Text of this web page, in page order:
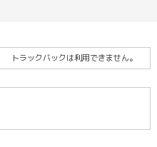
トラックバックは利用できません。